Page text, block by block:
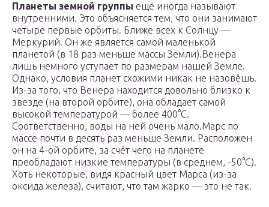
Планеты земной группы ещё иногда называют
внутренними. Это объясняется тем, что они занимают
четыре первые орбиты. Ближе всех к Солнцу —
Меркурий. Он же является самой маленькой
планетой (в 18 раз меньше массы Земли).Венера
лишь немного уступает по размерам нашей Земле.
Однако, условия планет схожими никак не назовёшь.
Из-за того, что Венера находится довольно близко к
звезде (на второй орбите), она обладает самой
высокой температурой — более 400°C.
Соответственно, воды на ней очень мало.Марс по
массе почти в десять раз меньше Земли. Расположен
он на 4-ой орбите, за счёт чего на планете
преобладают низкие температуры (в среднем, -50°C).
Хоть некоторые, видя красный цвет Марса (из-за
оксида железа), считают, что там жарко — это не так.